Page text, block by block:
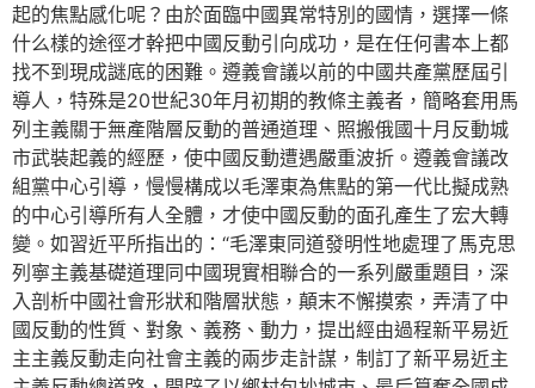
起的焦點感化呢？由於面臨中國異常特別的國情，選擇一條
什么樣的途徑才幹把中國反動引向成功，是在任何書本上都
找不到現成謎底的困難。遵義會議以前的中國共產黨歷屆引
導人，特殊是20世紀30年月初期的教條主義者，簡略套用馬
列主義關于無產階層反動的普通道理、照搬俄國十月反動城
市武裝起義的經歷，使中國反動遭遇嚴重波折。遵義會議改
組黨中心引導，慢慢構成以毛澤東為焦點的第一代比擬成熟
的中心引導所有人全體，才使中國反動的面孔產生了宏大轉
變。如習近平所指出的：“毛澤東同道發明性地處理了馬克思
列寧主義基礎道理同中國現實相聯合的一系列嚴重題目，深
入剖析中國社會形狀和階層狀態，顛末不懈摸索，弄清了中
國反動的性質、對象、義務、動力，提出經由過程新平易近
主主義反動走向社會主義的兩步走計謀，制訂了新平易近主